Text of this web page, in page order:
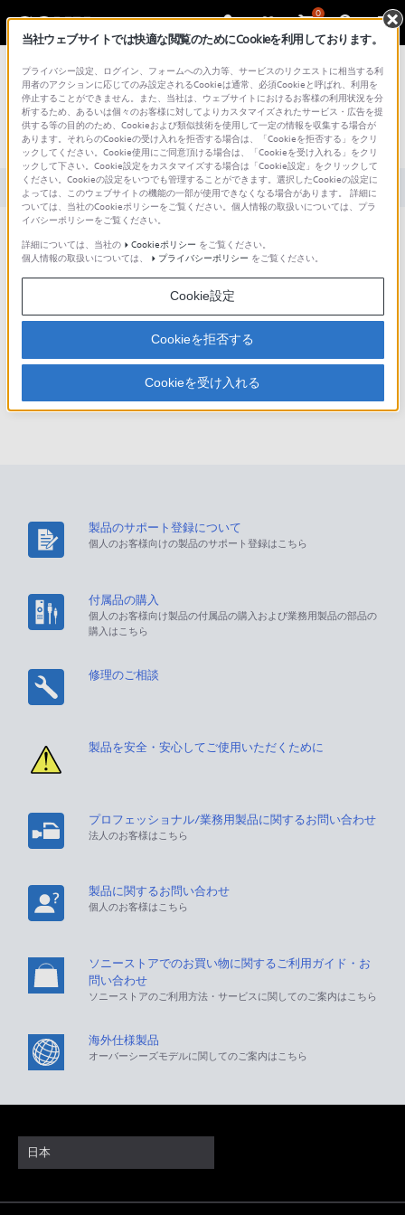
0
総合サポート・お問い合わせ
文書番号 : S1110278028619 / 最終更新日 : 2025/03/11
マイクケーブルの延長は可能ですか？
対象製品カテゴリー・製品
延長には対応しておりません。
もしもマイクケーブルを延長された場合は、以下の事情により満足にお
使いいただけない恐れがございますのでお勧めできません。
外乱ノイズを受け、音声にノイズが乗ってしまう。
プラグインパワー電源の供給が不十分となり、マイクが正常に
製品のサポート登録について
個人のお客様向けの製品のサポート登録はこちら
付属品の購入
個人のお客様向け製品の付属品の購入および業務用製品の部品の
購入はこちら
修理のご相談
製品を安全・安心してご使用いただくために
プロフェッショナル/業務用製品に関するお問い合わせ
法人のお客様はこちら
製品に関するお問い合わせ
個人のお客様はこちら
ソニーストアでのお買い物に関するご利用ガイド・お
問い合わせ
ソニーストアのご利用方法・サービスに関してのご案内はこちら
海外仕様製品
オーバーシーズモデルに関してのご案内はこちら
日本
当社ウェブサイトでは快適な閲覧のためにCookieを利用しております。
プライバシー設定、ログイン、フォームへの入力等、サービスのリクエストに相当する利
用者のアクションに応じてのみ設定されるCookieは通常、必須Cookieと呼ばれ、利用を
停止することができません。また、当社は、ウェブサイトにおけるお客様の利用状況を分
析するため、あるいは個々のお客様に対してよりカスタマイズされたサービス・広告を提
供する等の目的のため、Cookieおよび類似技術を使用して一定の情報を収集する場合が
あります。それらのCookieの受け入れを拒否する場合は、「Cookieを拒否する」をクリ
ックしてください。Cookie使用にご同意頂ける場合は、「Cookieを受け入れる」をクリ
ックして下さい。Cookie設定をカスタマイズする場合は「Cookie設定」をクリックして
ください。Cookieの設定をいつでも管理することができます。選択したCookieの設定に
よっては、このウェブサイトの機能の一部が使用できなくなる場合があります。 詳細に
ついては、当社のCookieポリシーをご覧ください。個人情報の取扱いについては、プラ
イバシーポリシーをご覧ください。
詳細については、当社の
Cookieポリシー をご覧ください。
個人情報の取扱いについては、
プライバシーポリシー をご覧ください。
Cookie設定
Cookieを拒否する
Cookieを受け入れる